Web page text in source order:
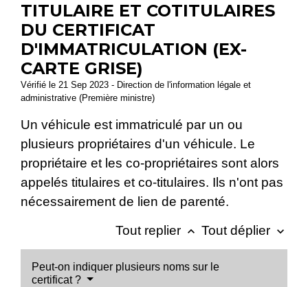
TITULAIRE ET COTITULAIRES
DU CERTIFICAT
D'IMMATRICULATION (EX-
CARTE GRISE)
Vérifié le 21 Sep 2023 - Direction de l'information légale et
administrative (Première ministre)
Un véhicule est immatriculé par un ou
plusieurs propriétaires d'un véhicule. Le
propriétaire et les co-propriétaires sont alors
appelés titulaires et co-titulaires. Ils n'ont pas
nécessairement de lien de parenté.
Tout replier keyboard_arrow_up Tout déplier keyboard_arrow_down
Peut-on indiquer plusieurs noms sur le
certificat ?